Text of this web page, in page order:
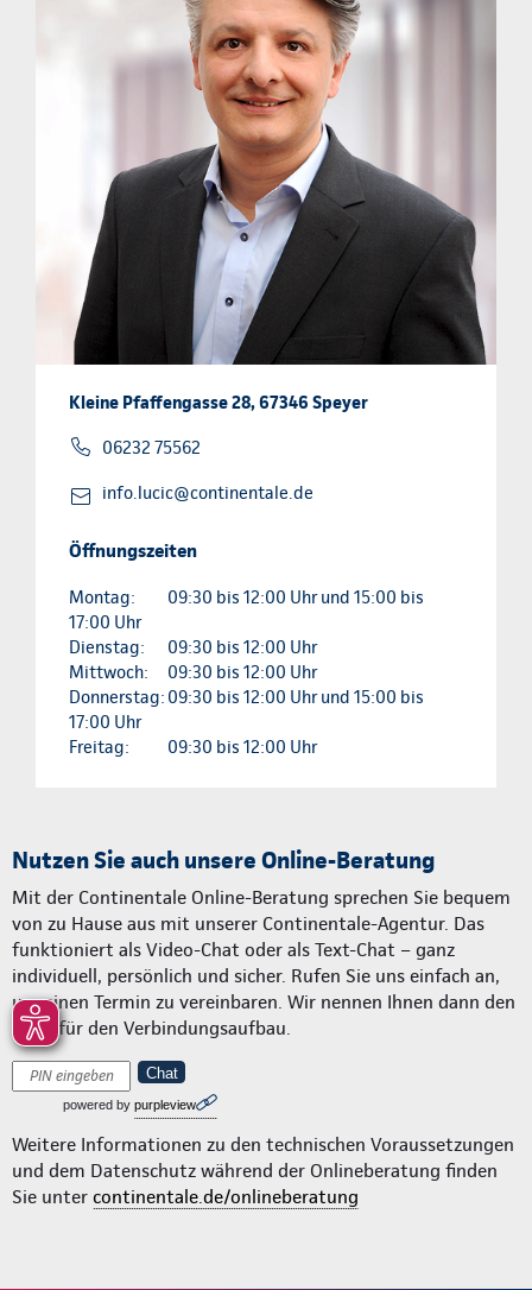
Kleine Pfaffengasse 28, 67346 Speyer
06232 75562
info.lucic@continentale.de
Öffnungszeiten
Montag:
09:30 bis 12:00 Uhr und 15:00 bis
17:00 Uhr
Dienstag:
09:30 bis 12:00 Uhr
Mittwoch:
09:30 bis 12:00 Uhr
Donnerstag: 09:30 bis 12:00 Uhr und 15:00 bis
17:00 Uhr
Freitag:
09:30 bis 12:00 Uhr
Nutzen Sie auch unsere Online-Beratung
Mit der Continentale Online-Beratung sprechen Sie bequem
von zu Hause aus mit unserer Continentale-Agentur. Das
funktioniert als Video-Chat oder als Text-Chat – ganz
individuell, persönlich und sicher. Rufen Sie uns einfach an,
um einen Termin zu vereinbaren. Wir nennen Ihnen dann den
Code für den Verbindungsaufbau.
Chat
powered by purpleview
Weitere Informationen zu den technischen Voraussetzungen
und dem Datenschutz während der Onlineberatung finden
Sie unter continentale.de/onlineberatung